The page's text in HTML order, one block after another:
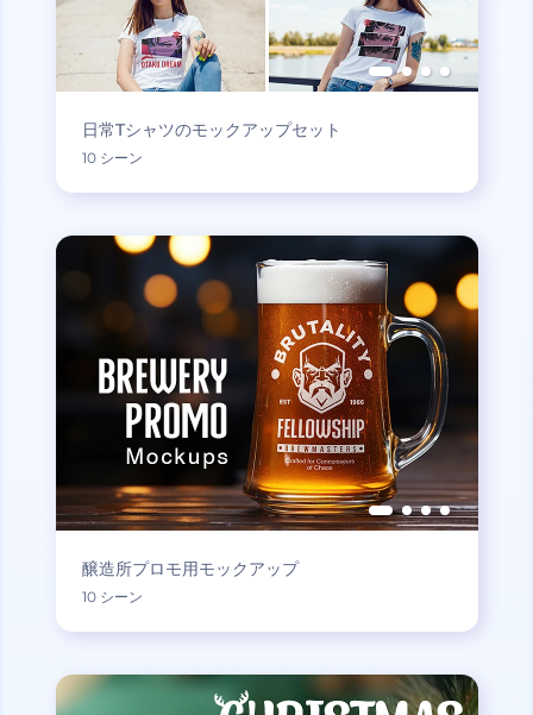
日常Tシャツのモックアップセット
10 シーン
醸造所プロモ用モックアップ
10 シーン